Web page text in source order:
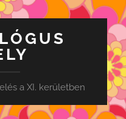
a XI. kerületben